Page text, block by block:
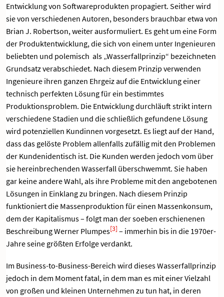
Entwicklung von Softwareprodukten propagiert. Seither wird
sie von verschiedenen Autoren, besonders brauchbar etwa von
Brian J. Robertson, weiter ausformuliert. Es geht um eine Form
der Produktentwicklung, die sich von einem unter Ingenieuren
beliebten und polemisch als „Wasserfallprinzip“ bezeichneten
Grundsatz verabschiedet. Nach diesem Prinzip verwenden
Ingenieure ihren ganzen Ehrgeiz auf die Entwicklung einer
technisch perfekten Lösung für ein bestimmtes
Produktionsproblem. Die Entwicklung durchläuft strikt intern
verschiedene Stadien und die schließlich gefundene Lösung
wird potenziellen Kundinnen vorgesetzt. Es liegt auf der Hand,
dass das gelöste Problem allenfalls zufällig mit den Problemen
der Kundenidentisch ist. Die Kunden werden jedoch vom über
sie hereinbrechenden Wasserfall überschwemmt. Sie haben
gar keine andere Wahl, als ihre Probleme mit den angebotenen
Lösungen in Einklang zu bringen. Nach diesem Prinzip
funktioniert die Massenproduktion für einen Massenkonsum,
dem der Kapitalismus – folgt man der soeben erschienenen
Beschreibung Werner Plumpes[3] – immerhin bis in die 1970er-
Jahre seine größten Erfolge verdankt.
Im Business-to-Business-Bereich wird dieses Wasserfallprinzip
jedoch in dem Moment fatal, in dem man es mit einer Vielzahl
von großen und kleinen Unternehmen zu tun hat, in deren